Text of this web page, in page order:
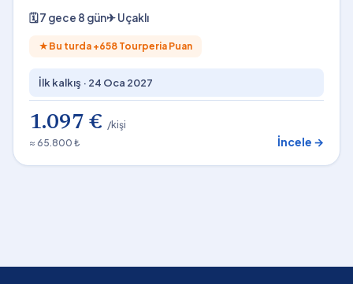
🗓7 gece 8 gün✈Uçaklı
★ Bu turda +658 Tourperia Puan
İlk kalkış · 24 Oca 2027
1.097 € /kişi
≈ 65.800 ₺
İncele →